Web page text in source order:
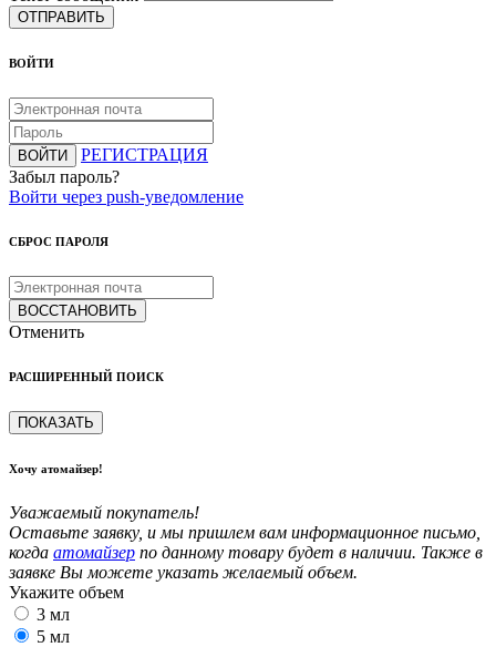
ОТПРАВИТЬ
ВОЙТИ
ВОЙТИ
РЕГИСТРАЦИЯ
Забыл пароль?
Войти через push-уведомление
СБРОС ПАРОЛЯ
ВОССТАНОВИТЬ
Отменить
РАСШИРЕННЫЙ ПОИСК
ПОКАЗАТЬ
Хочу атомайзер!
Уважаемый покупатель!
Оставьте заявку, и мы пришлем вам информационное письмо,
когда атомайзер по данному товару будет в наличии. Также в
заявке Вы можете указать желаемый объем.
Укажите объем
3 мл
5 мл